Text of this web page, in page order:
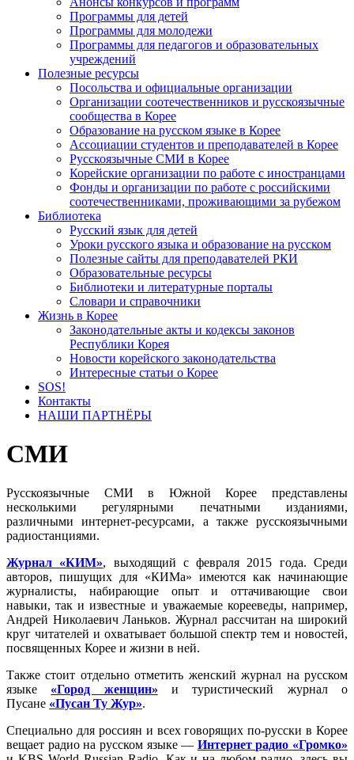
Программы для детей
Программы для молодежи
Программы для педагогов и образовательных
учреждений
Полезные ресурсы
Посольства и официальные организации
Организации соотечественников и русскоязычные
сообщества в Корее
Образование на русском языке в Корее
Ассоциации студентов и преподавателей в Корее
Русскоязычные СМИ в Корее
Корейские организации по работе с иностранцами
Фонды и организации по работе с российскими
соотечественниками, проживающими за рубежом
Библиотека
Русский язык для детей
Уроки русского языка и образование на русском
Полезные сайты для преподавателей РКИ
Образовательные ресурсы
Библиотеки и литературные порталы
Словари и справочники
Жизнь в Корее
Законодательные акты и кодексы законов
Республики Корея
Новости корейского законодательства
Интересные статьи о Корее
SOS!
Контакты
НАШИ ПАРТНЁРЫ
СМИ
Русскоязычные СМИ в Южной Корее представлены
несколькими регулярными печатными изданиями,
различными интернет-ресурсами, а также русскоязычными
радиостанциями.
Журнал «КИМ», выходящий с февраля 2015 года. Среди
авторов, пишущих для «КИМа» имеются как начинающие
журналисты, набирающие опыт и оттачивающие свои
навыки, так и известные и уважаемые корееведы, например,
Андрей Николаевич Ланьков. Журнал рассчитан на широкий
круг читателей и охватывает большой спектр тем и новостей,
посвященных Корее и жизни в ней.
Также стоит отдельно отметить женский журнал на русском
языке «Город женщин»
и туристический журнал о
Пусане «Пусан Ту Жур».
Специально для россиян и всех говорящих по-русски в Корее
вещает радио на русском языке — Интернет радио «Громко»